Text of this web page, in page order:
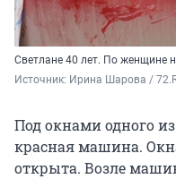
Светлане 40 лет. По женщине
Источник: Ирина Шарова /
Под окнами одного
красная машина.
открыта. Возле